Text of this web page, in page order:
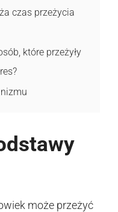
czas przeżycia
które przeżyły
może przeżyć